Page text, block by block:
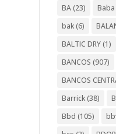
BA (23) Baba
bak (6)
BALTIC DRY (1)
BANCOS (907)
BANCOS
Barrick (38)
Bbd (105)